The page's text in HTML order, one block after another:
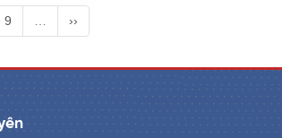
9 ››